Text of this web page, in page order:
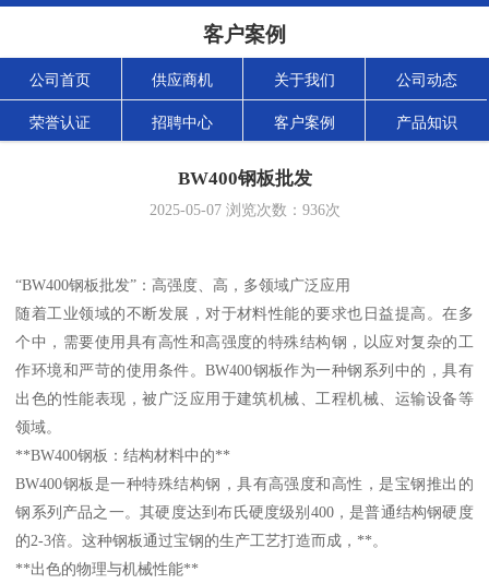
客户案例
公司首页 供应商机 关于我们 公司动态
荣誉认证 招聘中心 客户案例 产品知识
BW400钢板批发
2025-05-07浏览次数： 936次
“BW400钢板批发”：高强度、高，多领域广泛应用
随着工业领域的不断发展，对于材料性能的要求也日益提高。在多
个中，需要使用具有高性和高强度的特殊结构钢，以应对复杂的工
作环境和严苛的使用条件。BW400钢板作为一种钢系列中的，具有
出色的性能表现，被广泛应用于建筑机械、工程机械、运输设备等
领域。
**BW400钢板：结构材料中的**
BW400钢板是一种特殊结构钢，具有高强度和高性，是宝钢推出的
钢系列产品之一。其硬度达到布氏硬度级别400，是普通结构钢硬度
的2-3倍。这种钢板通过宝钢的生产工艺打造而成，**。
**出色的物理与机械性能**